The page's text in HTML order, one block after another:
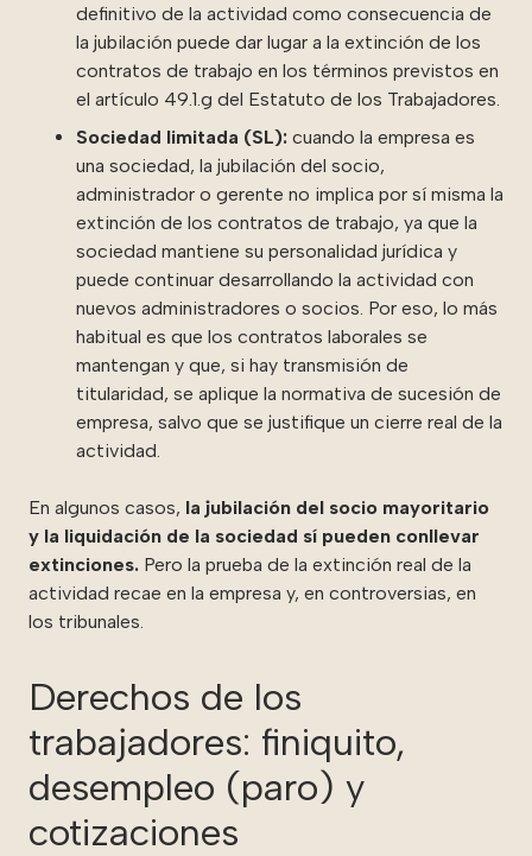
definitivo de la actividad como consecuencia de
la jubilación puede dar lugar a la extinción de los
contratos de trabajo en los términos previstos en
el artículo 49.1.g del Estatuto de los Trabajadores.
Sociedad limitada (SL): cuando la empresa es
una sociedad, la jubilación del socio,
administrador o gerente no implica por sí misma la
extinción de los contratos de trabajo, ya que la
sociedad mantiene su personalidad jurídica y
puede continuar desarrollando la actividad con
nuevos administradores o socios. Por eso, lo más
habitual es que los contratos laborales se
mantengan y que, si hay transmisión de
titularidad, se aplique la normativa de sucesión de
empresa, salvo que se justifique un cierre real de la
actividad.
En algunos casos, la jubilación del socio mayoritario
y la liquidación de la sociedad sí pueden conllevar
extinciones. Pero la prueba de la extinción real de la
actividad recae en la empresa y, en controversias, en
los tribunales.
Derechos de los
trabajadores: finiquito,
desempleo (paro) y
cotizaciones